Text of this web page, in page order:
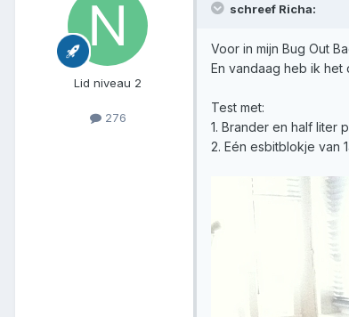
Lid niveau 2
276
schreef Richa:
Voor in mijn Bug Out
En vandaag heb ik het
Test met:
1. Brander en half liter
2. Eén esbitblokje van